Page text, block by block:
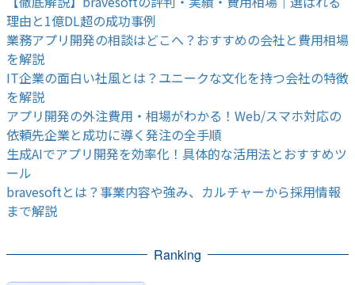
理由と1億DL超の成功事例
業務アプリ開発の相談はどこへ？おすすめの会社と費用相場
を解説
IT企業の面白い社風とは？ユニークな文化を持つ会社の特徴
を解説
アプリ開発の外注費用・相場がわかる！Web/スマホ対応の
依頼先企業と成功に導く発注の全手順
生成AIでアプリ開発を効率化！具体的な活用法とおすすめツ
ール
bravesoftとは？事業内容や強み、カルチャーから採用情報
まで解説
Ranking